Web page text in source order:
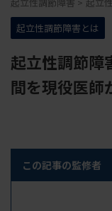
起立性調節障害とは
起立性調節障
間を現役医師
この記事の監修者